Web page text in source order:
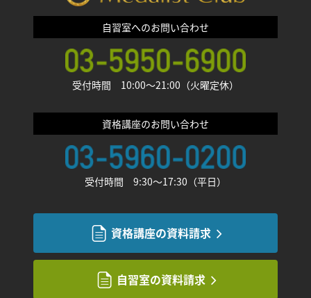
自習室へのお問い合わせ
受付時間 10:00〜21:00（火曜定休）
資格講座のお問い合わせ
受付時間 9:30〜17:30（平日）
資格講座の資料請求
自習室の資料請求